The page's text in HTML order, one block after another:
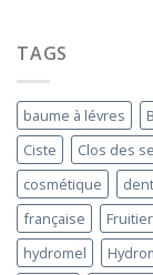
TAGS
baume à lévres
Ciste
Clos des
cosmétique
française
Fruitier
hydromel